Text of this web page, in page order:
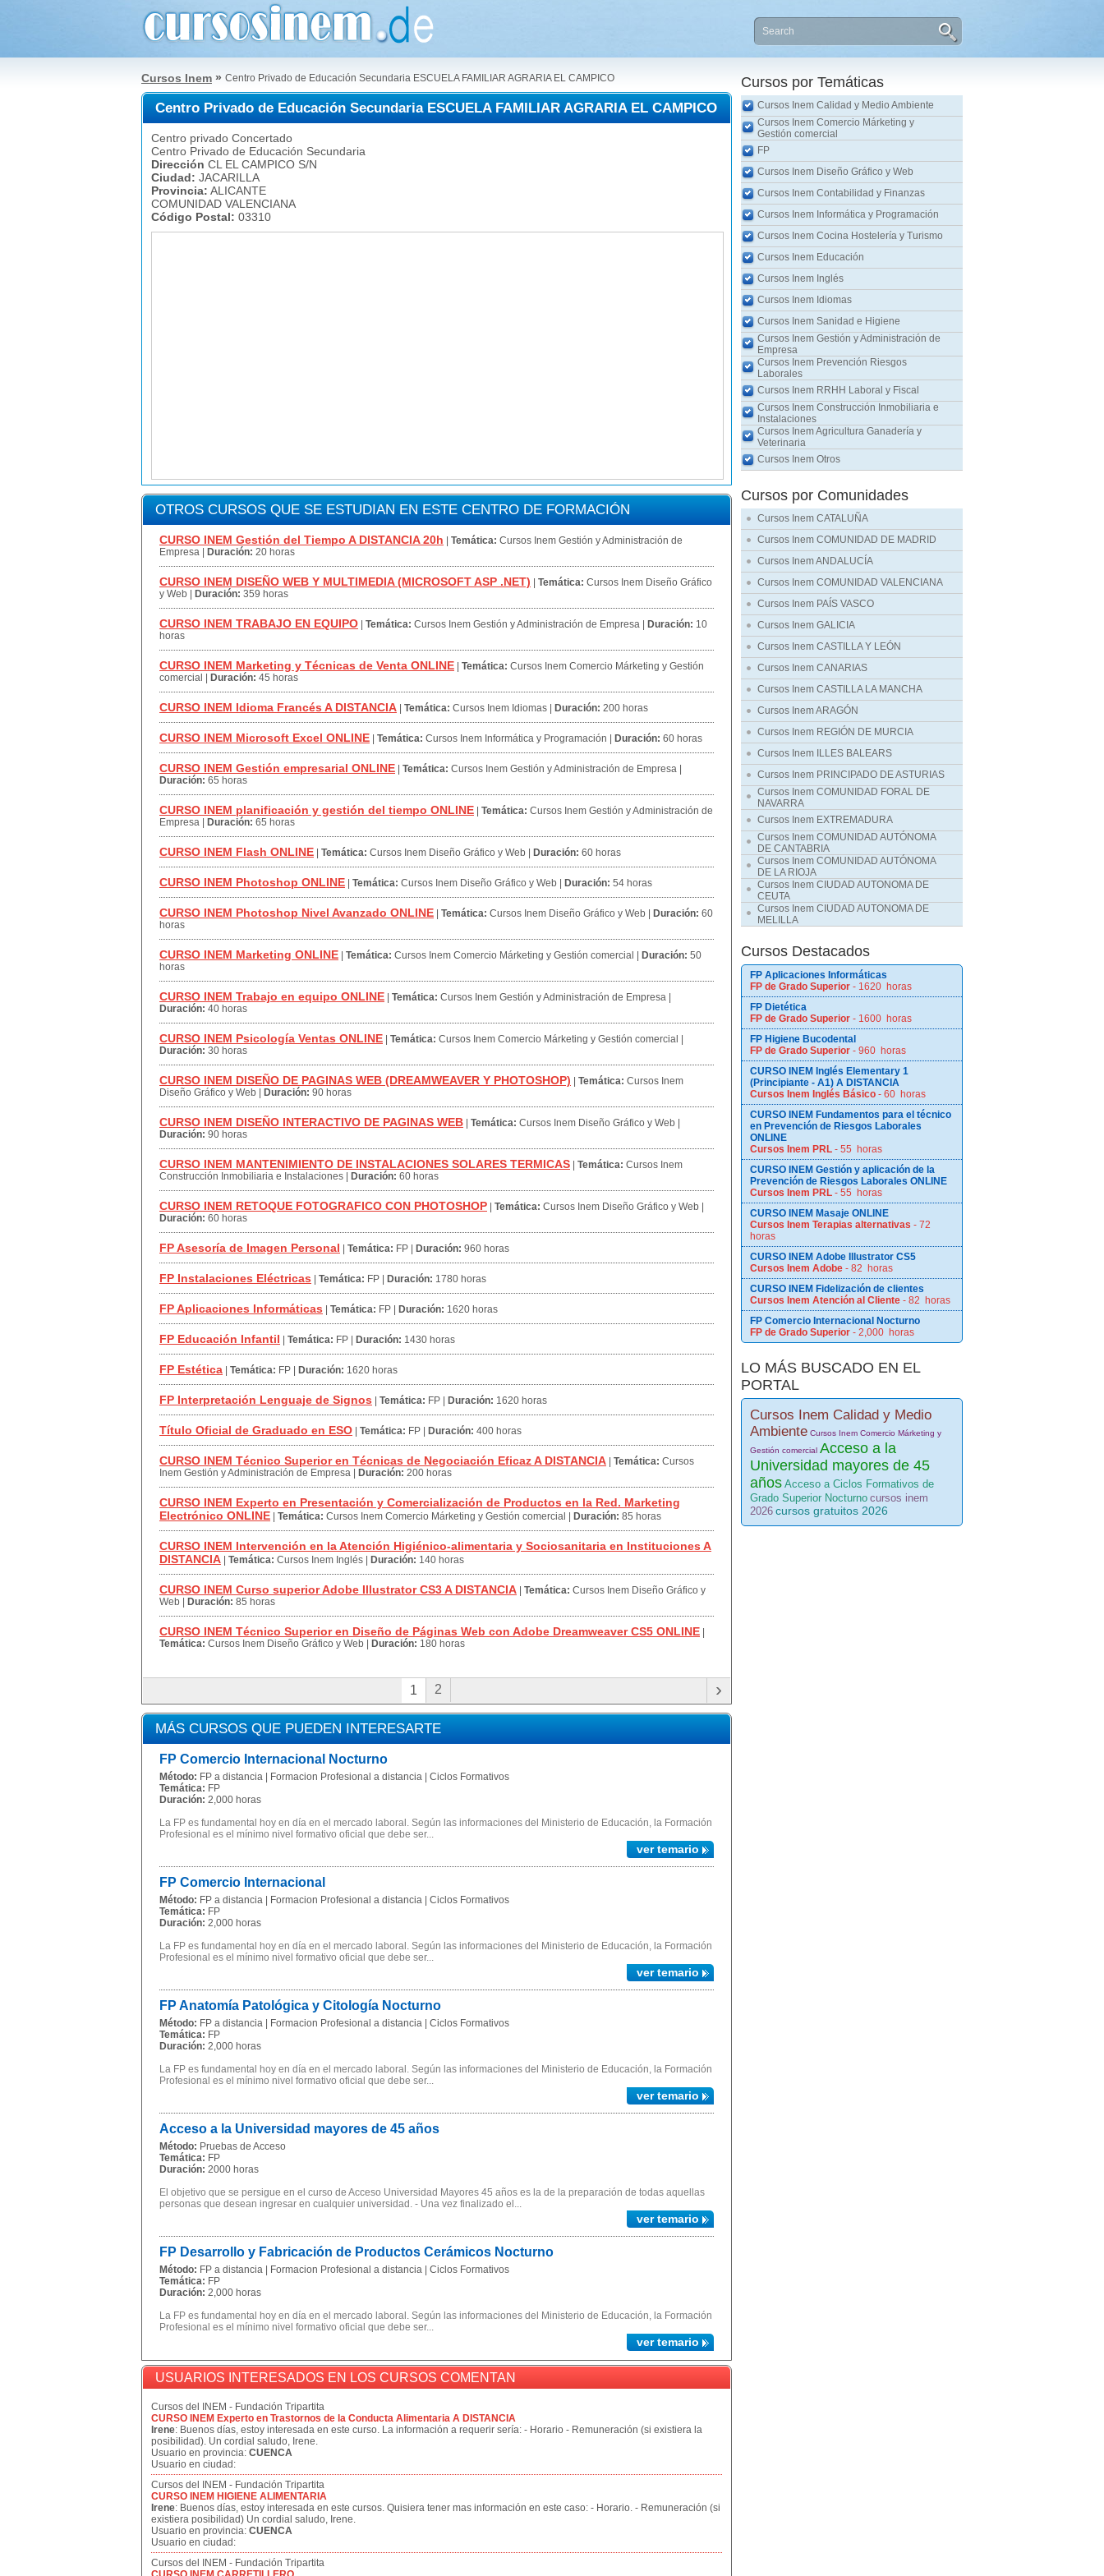
Cursos Inem » Centro Privado de Educación Secundaria ESCUELA FAMILIAR AGRARIA EL CAMPICO
Centro Privado de Educación Secundaria ESCUELA FAMILIAR AGRARIA EL CAMPICO
Centro privado Concertado
Centro Privado de Educación Secundaria
Dirección CL EL CAMPICO S/N
Ciudad: JACARILLA
Provincia: ALICANTE
COMUNIDAD VALENCIANA
Código Postal: 03310
OTROS CURSOS QUE SE ESTUDIAN EN ESTE CENTRO DE FORMACIÓN
CURSO INEM Gestión del Tiempo A DISTANCIA 20h Temática: Cursos Inem Gestión y Administración de
Empresa
Duración: 20 horas
CURSO INEM DISEÑO WEB Y MULTIMEDIA (MICROSOFT ASP .NET) Temática: Cursos Inem Diseño Gráfico
y Web
Duración: 359 horas
CURSO INEM TRABAJO EN EQUIPO Temática: Cursos Inem Gestión y Administración de Empresa Duración: 10
horas
CURSO INEM Marketing y Técnicas de Venta ONLINE Temática: Cursos Inem Comercio Márketing y Gestión
comercial
Duración: 45 horas
CURSO INEM Idioma Francés A DISTANCIA Temática: Cursos Inem Idiomas Duración: 200 horas
CURSO INEM Microsoft Excel ONLINE Temática: Cursos Inem Informática y Programación Duración: 60 horas
CURSO INEM Gestión empresarial ONLINE Temática: Cursos Inem Gestión y Administración de Empresa
Duración: 65 horas
CURSO INEM planificación y gestión del tiempo ONLINE Temática: Cursos Inem Gestión y Administración de
Empresa
Duración: 65 horas
CURSO INEM Flash ONLINE Temática: Cursos Inem Diseño Gráfico y Web Duración: 60 horas
CURSO INEM Photoshop ONLINE Temática: Cursos Inem Diseño Gráfico y Web Duración: 54 horas
CURSO INEM Photoshop Nivel Avanzado ONLINE Temática: Cursos Inem Diseño Gráfico y Web Duración: 60
horas
CURSO INEM Marketing ONLINE Temática: Cursos Inem Comercio Márketing y Gestión comercial Duración: 50
horas
CURSO INEM Trabajo en equipo ONLINE Temática: Cursos Inem Gestión y Administración de Empresa
Duración: 40 horas
CURSO INEM Psicología Ventas ONLINE Temática: Cursos Inem Comercio Márketing y Gestión comercial
Duración: 30 horas
CURSO INEM DISEÑO DE PAGINAS WEB (DREAMWEAVER Y PHOTOSHOP) Temática: Cursos Inem
Diseño Gráfico y Web
Duración: 90 horas
CURSO INEM DISEÑO INTERACTIVO DE PAGINAS WEB Temática: Cursos Inem Diseño Gráfico y Web
Duración: 90 horas
CURSO INEM MANTENIMIENTO DE INSTALACIONES SOLARES TERMICAS Temática: Cursos Inem
Construcción Inmobiliaria e Instalaciones
Duración: 60 horas
CURSO INEM RETOQUE FOTOGRAFICO CON PHOTOSHOP Temática: Cursos Inem Diseño Gráfico y Web
Duración: 60 horas
FP Asesoría de Imagen Personal Temática: FP Duración: 960 horas
FP Instalaciones Eléctricas Temática: FP Duración: 1780 horas
FP Aplicaciones Informáticas Temática: FP Duración: 1620 horas
FP Educación Infantil Temática: FP Duración: 1430 horas
FP Estética Temática: FP Duración: 1620 horas
FP Interpretación Lenguaje de Signos Temática: FP Duración: 1620 horas
Título Oficial de Graduado en ESO Temática: FP Duración: 400 horas
CURSO INEM Técnico Superior en Técnicas de Negociación Eficaz A DISTANCIA Temática: Cursos
Inem Gestión y Administración de Empresa
Duración: 200 horas
CURSO INEM Experto en Presentación y Comercialización de Productos en la Red. Marketing
Electrónico ONLINE
Temática: Cursos Inem Comercio Márketing y Gestión comercial Duración: 85 horas
CURSO INEM Intervención en la Atención Higiénico-alimentaria y Sociosanitaria en Instituciones A
DISTANCIA
Temática: Cursos Inem Inglés Duración: 140 horas
CURSO INEM Curso superior Adobe Illustrator CS3 A DISTANCIA Temática: Cursos Inem Diseño Gráfico y
Web
Duración: 85 horas
CURSO INEM Técnico Superior en Diseño de Páginas Web con Adobe Dreamweaver CS5 ONLINE
Temática: Cursos Inem Diseño Gráfico y Web Duración: 180 horas
1 2 ›
MÁS CURSOS QUE PUEDEN INTERESARTE
FP Comercio Internacional Nocturno
Método: FP a distancia | Formacion Profesional a distancia | Ciclos Formativos
Temática: FP
Duración: 2,000 horas
La FP es fundamental hoy en día en el mercado laboral. Según las informaciones del Ministerio de Educación, la Formación
Profesional es el mínimo nivel formativo oficial que debe ser...
ver temario
FP Comercio Internacional
Método: FP a distancia | Formacion Profesional a distancia | Ciclos Formativos
Temática: FP
Duración: 2,000 horas
La FP es fundamental hoy en día en el mercado laboral. Según las informaciones del Ministerio de Educación, la Formación
Profesional es el mínimo nivel formativo oficial que debe ser...
ver temario
FP Anatomía Patológica y Citología Nocturno
Método: FP a distancia | Formacion Profesional a distancia | Ciclos Formativos
Temática: FP
Duración: 2,000 horas
La FP es fundamental hoy en día en el mercado laboral. Según las informaciones del Ministerio de Educación, la Formación
Profesional es el mínimo nivel formativo oficial que debe ser...
ver temario
Acceso a la Universidad mayores de 45 años
Método: Pruebas de Acceso
Temática: FP
Duración: 2000 horas
El objetivo que se persigue en el curso de Acceso Universidad Mayores 45 años es la de la preparación de todas aquellas
personas que desean ingresar en cualquier universidad. - Una vez finalizado el...
ver temario
FP Desarrollo y Fabricación de Productos Cerámicos Nocturno
Método: FP a distancia | Formacion Profesional a distancia | Ciclos Formativos
Temática: FP
Duración: 2,000 horas
La FP es fundamental hoy en día en el mercado laboral. Según las informaciones del Ministerio de Educación, la Formación
Profesional es el mínimo nivel formativo oficial que debe ser...
ver temario
USUARIOS INTERESADOS EN LOS CURSOS COMENTAN
Cursos del INEM - Fundación Tripartita
CURSO INEM Experto en Trastornos de la Conducta Alimentaria A DISTANCIA
Irene: Buenos días, estoy interesada en este curso. La información a requerir sería: - Horario - Remuneración (si existiera la
posibilidad). Un cordial saludo, Irene.
Usuario en provincia: CUENCA
Usuario en ciudad:
Cursos del INEM - Fundación Tripartita
CURSO INEM HIGIENE ALIMENTARIA
Irene: Buenos días, estoy interesada en este cursos. Quisiera tener mas información en este caso: - Horario. - Remuneración (si
existiera posibilidad) Un cordial saludo, Irene.
Usuario en provincia: CUENCA
Usuario en ciudad:
Cursos del INEM - Fundación Tripartita
Cursos por Temáticas
Cursos Inem Calidad y Medio Ambiente
Cursos Inem Comercio Márketing y
Gestión comercial
FP
Cursos Inem Diseño Gráfico y Web
Cursos Inem Contabilidad y Finanzas
Cursos Inem Informática y Programación
Cursos Inem Cocina Hostelería y Turismo
Cursos Inem Educación
Cursos Inem Inglés
Cursos Inem Idiomas
Cursos Inem Sanidad e Higiene
Cursos Inem Gestión y Administración de
Empresa
Cursos Inem Prevención Riesgos
Laborales
Cursos Inem RRHH Laboral y Fiscal
Cursos Inem Construcción Inmobiliaria e
Instalaciones
Cursos Inem Agricultura Ganadería y
Veterinaria
Cursos Inem Otros
Cursos por Comunidades
Cursos Inem CATALUÑA
Cursos Inem COMUNIDAD DE MADRID
Cursos Inem ANDALUCÍA
Cursos Inem COMUNIDAD VALENCIANA
Cursos Inem PAÍS VASCO
Cursos Inem GALICIA
Cursos Inem CASTILLA Y LEÓN
Cursos Inem CANARIAS
Cursos Inem CASTILLA LA MANCHA
Cursos Inem ARAGÓN
Cursos Inem REGIÓN DE MURCIA
Cursos Inem ILLES BALEARS
Cursos Inem PRINCIPADO DE ASTURIAS
Cursos Inem COMUNIDAD FORAL DE
NAVARRA
Cursos Inem EXTREMADURA
Cursos Inem COMUNIDAD AUTÓNOMA
DE CANTABRIA
Cursos Inem COMUNIDAD AUTÓNOMA
DE LA RIOJA
Cursos Inem CIUDAD AUTONOMA DE
CEUTA
Cursos Inem CIUDAD AUTONOMA DE
MELILLA
Cursos Destacados
FP Aplicaciones Informáticas
FP de Grado Superior - 1620 horas
FP Dietética
FP de Grado Superior - 1600 horas
FP Higiene Bucodental
FP de Grado Superior - 960 horas
CURSO INEM Inglés Elementary 1
(Principiante - A1) A DISTANCIA
Cursos Inem Inglés Básico - 60 horas
CURSO INEM Fundamentos para el técnico
en Prevención de Riesgos Laborales
ONLINE
Cursos Inem PRL - 55 horas
CURSO INEM Gestión y aplicación de la
Prevención de Riesgos Laborales ONLINE
Cursos Inem PRL - 55 horas
CURSO INEM Masaje ONLINE
Cursos Inem Terapias alternativas - 72
horas
CURSO INEM Adobe Illustrator CS5
Cursos Inem Adobe - 82 horas
CURSO INEM Fidelización de clientes
Cursos Inem Atención al Cliente - 82 horas
FP Comercio Internacional Nocturno
FP de Grado Superior - 2,000 horas
LO MÁS BUSCADO EN EL
PORTAL
Cursos Inem Calidad y Medio
Ambiente Cursos Inem Comercio Márketing y
Gestión comercial Acceso a la
Universidad mayores de 45
años Acceso a Ciclos Formativos de
Grado Superior Nocturno cursos inem
2026 cursos gratuitos 2026